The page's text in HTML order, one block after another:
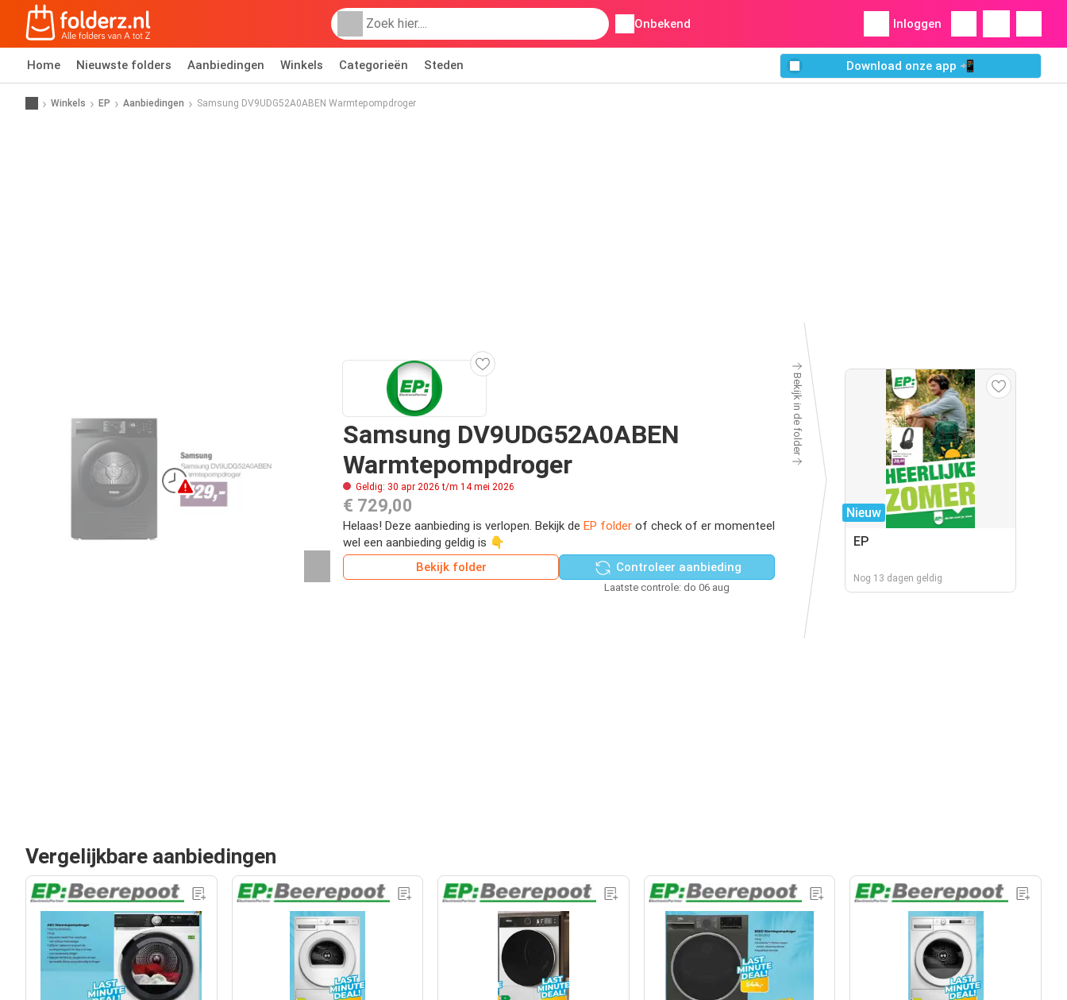
Onbekend Inloggen
Home Nieuwste folders Aanbiedingen Winkels Categorieën Steden Download onze app 📲
Winkels EP Aanbiedingen Samsung DV9UDG52A0ABEN Warmtepompdroger
Samsung DV9UDG52A0ABEN
Warmtepompdroger
Geldig: 30 apr 2026 t/m 14 mei 2026
€ 729,00
Helaas! Deze aanbieding is verlopen. Bekijk de EP folder of check of er momenteel
wel een aanbieding geldig is 👇
Bekijk folder
Controleer aanbieding
Laatste controle: do 06 aug
Bekijk in de folder
Nieuw
EP
Nog 13 dagen geldig
Vergelijkbare aanbiedingen